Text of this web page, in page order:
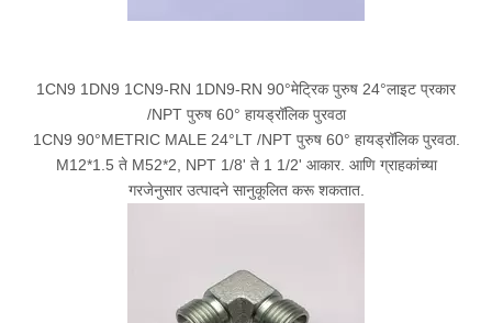
1CN9 1DN9 1CN9-RN 1DN9-RN 90°मेट्रिक पुरुष 24°लाइट प्रकार
/NPT पुरुष 60° हायड्रॉलिक पुरवठा
1CN9 90°METRIC MALE 24°LT /NPT पुरुष 60° हायड्रॉलिक पुरवठा.
M12*1.5 ते M52*2, NPT 1/8' ते 1 1/2' आकार. आणि ग्राहकांच्या
गरजेनुसार उत्पादने सानुकूलित करू शकतात.